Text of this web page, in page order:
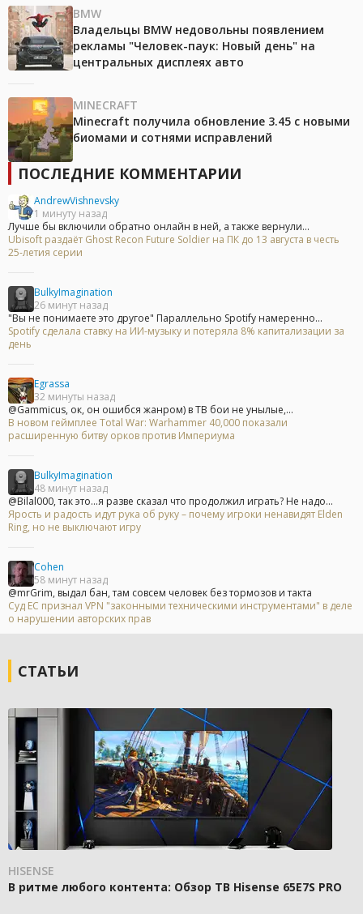
BMW
Владельцы BMW недовольны появлением
рекламы "Человек-паук: Новый день" на
центральных дисплеях авто
MINECRAFT
Minecraft получила обновление 3.45 с новыми
биомами и сотнями исправлений
ПОСЛЕДНИЕ КОММЕНТАРИИ
AndrewVishnevsky
1 минуту назад
Лучше бы включили обратно онлайн в ней, а также вернули...
Ubisoft раздаёт Ghost Recon Future Soldier на ПК до 13 августа в честь
25-летия серии
BulkyImagination
26 минут назад
"Вы не понимаете это другое" Параллельно Spotify намеренно...
Spotify сделала ставку на ИИ-музыку и потеряла 8% капитализации за
день
Egrassa
32 минуты назад
@Gammicus, ок, он ошибся жанром) в ТВ бои не унылые,...
В новом геймплее Total War: Warhammer 40,000 показали
расширенную битву орков против Империума
BulkyImagination
48 минут назад
@Bilal000, так это...я разве сказал что продолжил играть? Не надо...
Ярость и радость идут рука об руку – почему игроки ненавидят Elden
Ring, но не выключают игру
Cohen
58 минут назад
@mrGrim, выдал бан, там совсем человек без тормозов и такта
Суд ЕС признал VPN "законными техническими инструментами" в деле
о нарушении авторских прав
СТАТЬИ
HISENSE
В ритме любого контента: Обзор ТВ Hisense 65E7S PRO